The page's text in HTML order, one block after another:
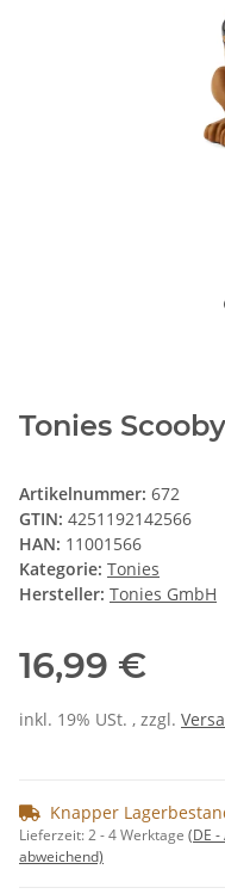
Tonies
Artikelnummer: 672
GTIN: 4251192142566
HAN: 11001566
Kategorie: Tonies
Hersteller: Tonies GmbH
16,99 €
inkl. 19% USt. , zzgl.
Knapper
Lieferzeit:2 - 4 Werktage (DE
abweichend)